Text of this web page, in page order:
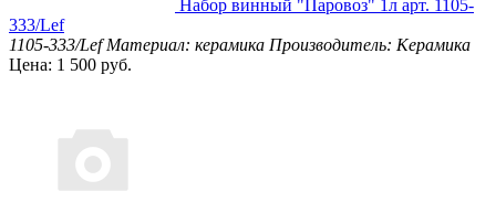
Набор винный "Паровоз" 1л арт. 1105-
333/Lef
1105-333/Lef Материал: керамика Производитель: Керамика
Цена: 1 500 руб.